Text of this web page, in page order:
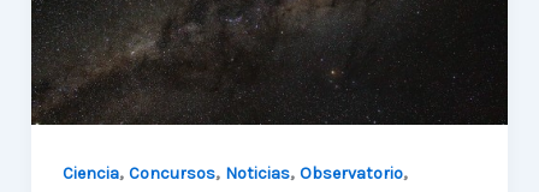
Ciencia, Concursos, Noticias, Observatorio,